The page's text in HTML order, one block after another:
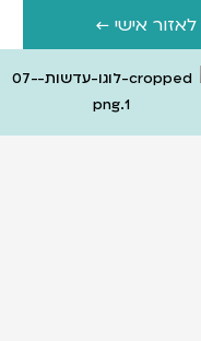
לאזור אישי ←